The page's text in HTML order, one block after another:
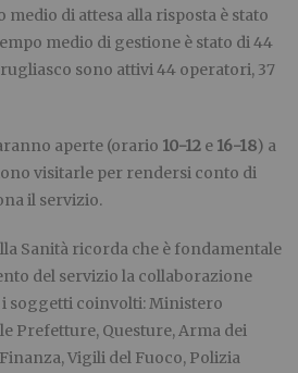
di attesa alla risposta è stato
medio di gestione è stato di 44
sono attivi 44 operatori, 37
aperte (orario 10-12 e 16-18) a
visitarle per rendersi conto di
il servizio.
Sanità ricorda che è fondamentale
del servizio la collaborazione
soggetti coinvolti: Ministero
Prefetture, Questure, Arma dei
Vigili del Fuoco, Polizia